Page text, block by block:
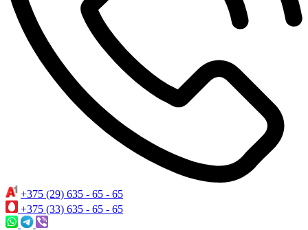
+375 (29) 635 - 65 - 65
+375 (33) 635 - 65 - 65